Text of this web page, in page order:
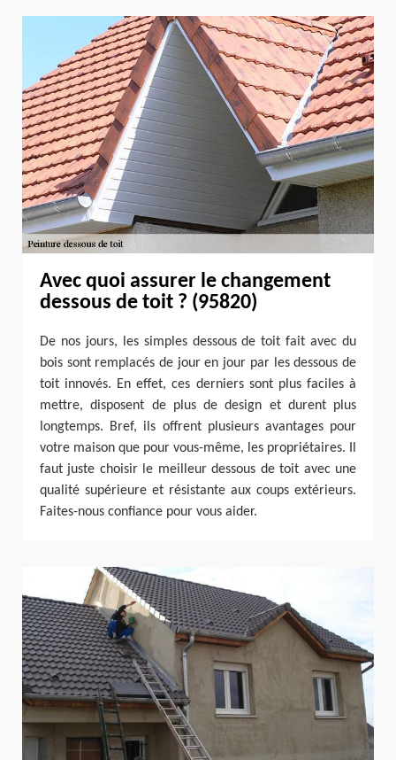
Avec quoi assurer le changement
dessous de toit ? (95820)
De nos jours, les simples dessous de toit fait avec du
bois sont remplacés de jour en jour par les dessous de
toit innovés. En effet, ces derniers sont plus faciles à
mettre, disposent de plus de design et durent plus
longtemps. Bref, ils offrent plusieurs avantages pour
votre maison que pour vous-même, les propriétaires. Il
faut juste choisir le meilleur dessous de toit avec une
qualité supérieure et résistante aux coups extérieurs.
Faites-nous confiance pour vous aider.